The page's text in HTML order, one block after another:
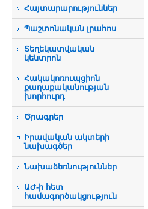
Հայտարարություններ
Պաշտոնական լրահոս
Տեղեկատվական
կենտրոն
Հակակոռուպցիոն
քաղաքականության
խորհուրդ
Ծրագրեր
Իրավական ակտերի
նախագծեր
Նախաձեռնություններ
ԱԺ-ի հետ
համագործակցություն